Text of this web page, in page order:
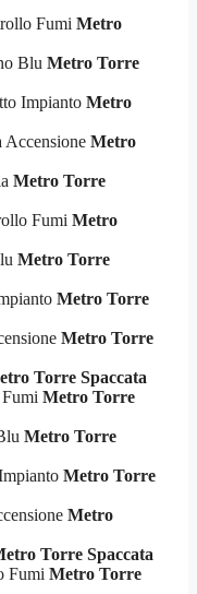
Fumi Metro
Blu Metro Torre
Impianto Metro
Accensione Metro
Metro Torre
Fumi Metro
Metro Torre
Metro Torre
Metro Torre
Torre Spaccata
Metro Torre
Metro Torre
Metro Torre
Metro
Torre Spaccata
Fumi Metro Torre